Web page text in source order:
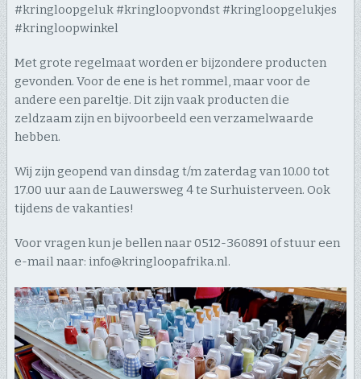
#kringloopgeluk #kringloopvondst #kringloopgelukjes
#kringloopwinkel
Met grote regelmaat worden er bijzondere producten
gevonden. Voor de ene is het rommel, maar voor de
andere een pareltje. Dit zijn vaak producten die
zeldzaam zijn en bijvoorbeeld een verzamelwaarde
hebben.
Wij zijn geopend van dinsdag t/m zaterdag van 10.00 tot
17.00 uur aan de Lauwersweg 4 te Surhuisterveen. Ook
tijdens de vakanties!
Voor vragen kun je bellen naar 0512-360891 of stuur een
e-mail naar: info@kringloopafrika.nl.